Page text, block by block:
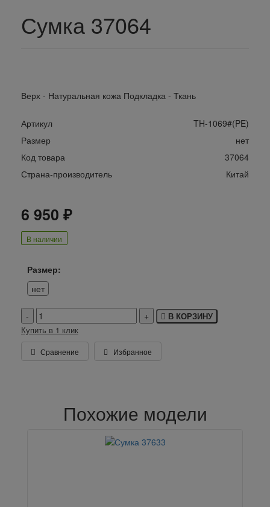
Сумка 37064
Верх - Натуральная кожа Подкладка - Ткань
Артикул
TH-1069#(PE)
Размер
нет
Код товара
37064
Страна-производитель
Китай
6 950 ₽
В наличии
Размер:
нет
В КОРЗИНУ
Купить в 1 клик
Сравнение Избранное
Похожие модели